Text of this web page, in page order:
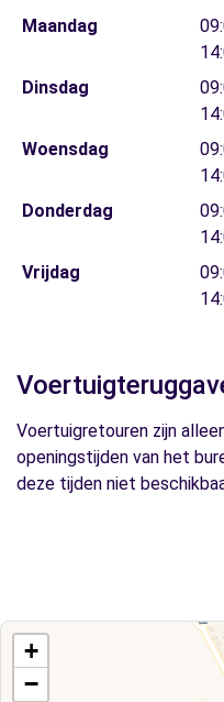
Maandag
Dinsdag
Woensdag
Donderdag
Vrijdag
Voertuigretouren zijn
openingstijden van het
deze tijden niet
+
−